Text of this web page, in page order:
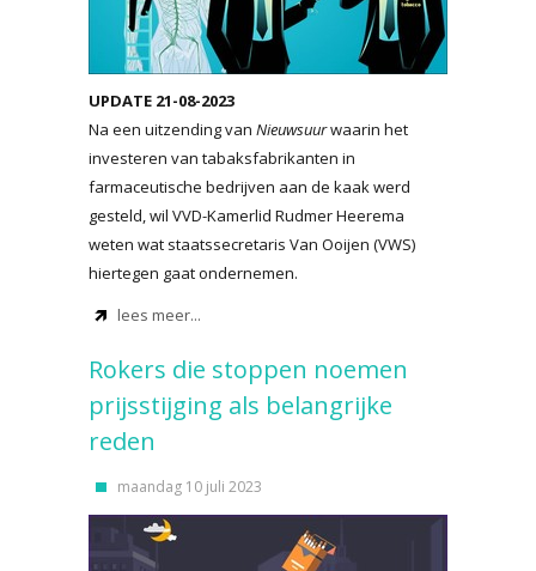
UPDATE 21-08-2023
Na een uitzending van Nieuwsuurwaarin het
investeren van tabaksfabrikanten in
farmaceutische bedrijven aan de kaak werd
gesteld, wil VVD-Kamerlid Rudmer Heerema
weten wat staatssecretaris Van Ooijen (VWS)
hiertegen gaat ondernemen.
lees meer...
Rokers die stoppen noemen
prijsstijging als belangrijke
reden
maandag 10 juli 2023